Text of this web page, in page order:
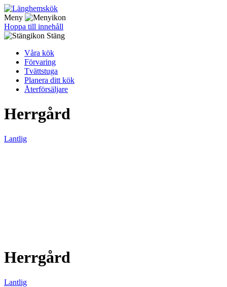
Meny
Hoppa till innehåll
Stäng
Våra kök
Förvaring
Tvättstuga
Planera ditt kök
Återförsäljare
Herrgård
Lantlig
Herrgård
Lantlig